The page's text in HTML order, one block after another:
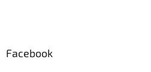
Facebook